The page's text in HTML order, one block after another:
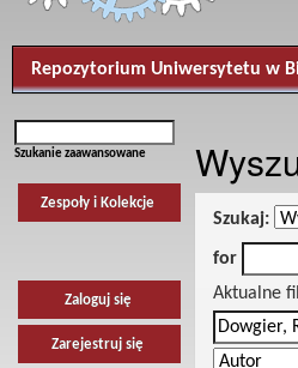
Repozytorium Uniwersytetu w
Szukanie zaawansowane
Zespoły i Kolekcje
Zaloguj się
Zarejestruj się
Szukaj:
for
Aktualne